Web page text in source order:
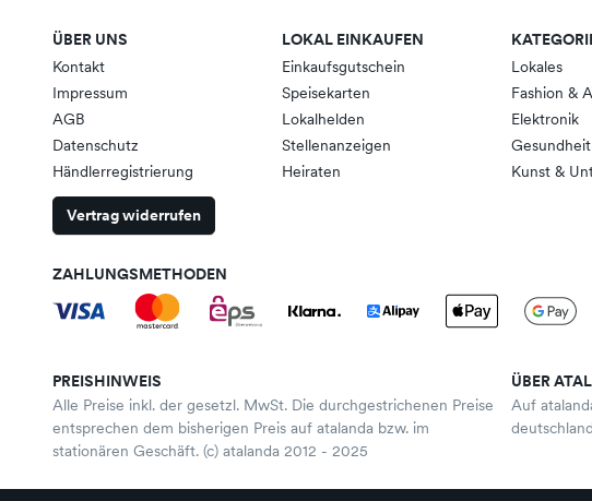
ÜBER UNS
Kontakt
Impressum
AGB
Datenschutz
Händlerregistrierung
Vertrag widerrufen
LOKAL EINKAUFEN
Einkaufsgutschein
Speisekarten
Lokalhelden
Stellenanzeigen
Heiraten
Lokales
Fashion &
Elektronik
Kunst &
ZAHLUNGSMETHODEN
PREISHINWEIS
Alle Preise inkl. der gesetzl. MwSt. Die durchgestrichenen Preise
entsprechen dem bisherigen Preis auf atalanda bzw. im
stationären Geschäft. (c) atalanda 2012 - 2025
ÜBER
Auf